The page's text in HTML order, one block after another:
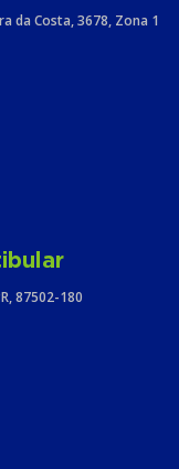
da Costa, 3678, Zona 1
87502-180